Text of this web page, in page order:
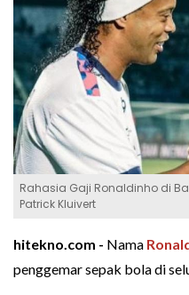
Rahasia Gaji Ronaldinho di
Patrick Kluivert
hitekno.com - Nama
penggemar sepak bola di